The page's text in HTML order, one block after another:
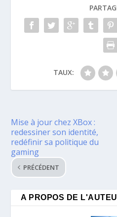
TAUX:
Mise à jour chez XBox :
redessiner son identité,
redéfinir sa politique du
gaming
PRÉCÉDENT
A PROPOS DE